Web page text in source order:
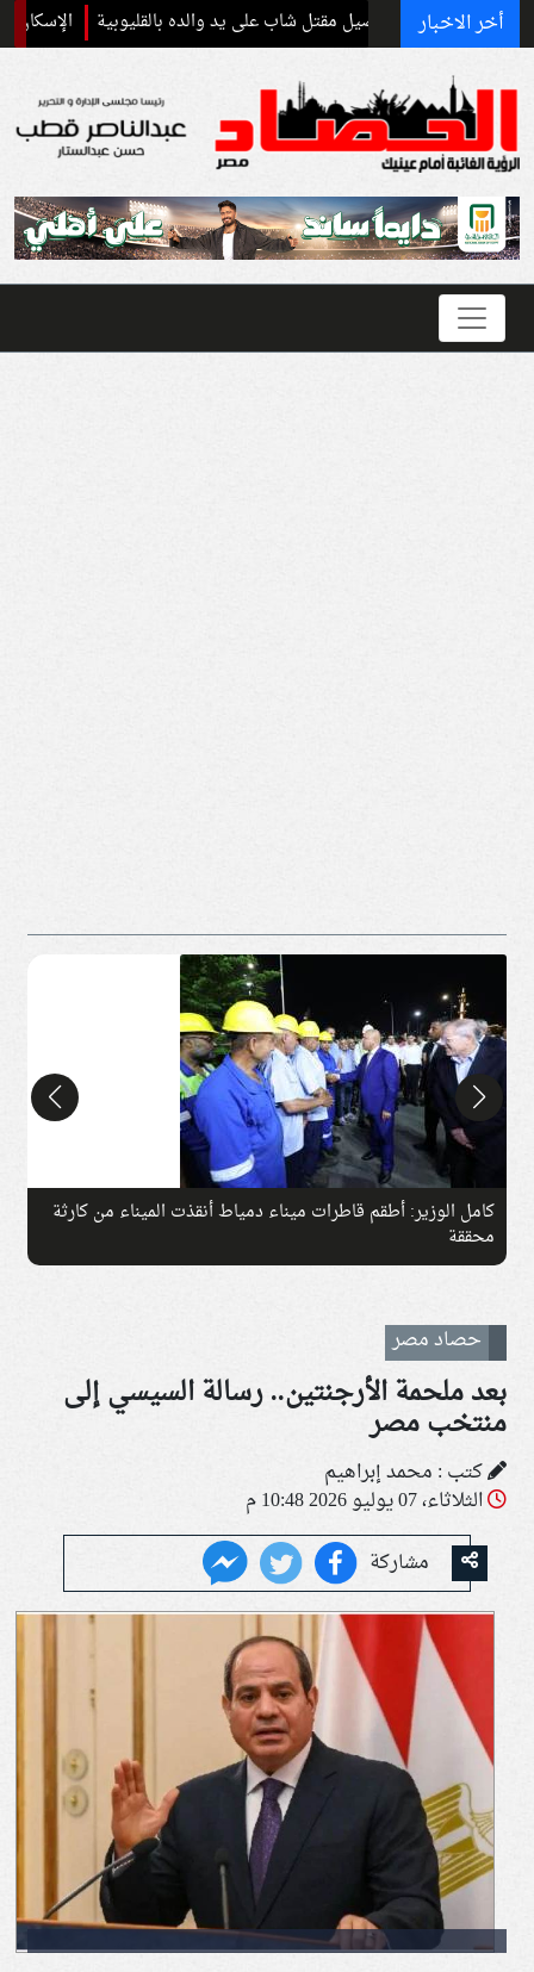
أخر الاخبار
تكشف تفاصيل مقتل شاب على يد والده بالقليوبية الإسكان تطرح 20 ألف شقة بنظام الإيجار المنتهي بالتمليك.. تعرف على الشروط والأسعار والمحافظات
كامل الوزير: أطقم قاطرات ميناء دمياط أنقذت الميناء من كارثة
محققة
حصاد مصر
بعد ملحمة الأرجنتين.. رسالة السيسي إلى
منتخب مصر
كتب : محمد إبراهيم
الثلاثاء، 07 يوليو 2026 10:48 م
مشاركة